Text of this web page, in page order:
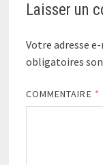
Laisser un
Votre adresse
obligatoires
COMMENTAIRE *